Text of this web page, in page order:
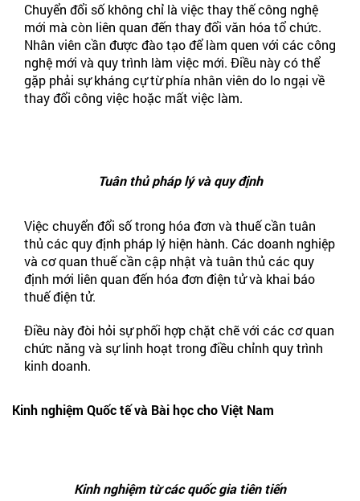
Chuyển đổi số không chỉ là việc thay thế công nghệ
mới mà còn liên quan đến thay đổi văn hóa tổ chức.
Nhân viên cần được đào tạo để làm quen với các công
nghệ mới và quy trình làm việc mới. Điều này có thể
gặp phải sự kháng cự từ phía nhân viên do lo ngại về
thay đổi công việc hoặc mất việc làm.
Tuân thủ pháp lý và quy định
Việc chuyển đổi số trong hóa đơn và thuế cần tuân
thủ các quy định pháp lý hiện hành. Các doanh nghiệp
và cơ quan thuế cần cập nhật và tuân thủ các quy
định mới liên quan đến hóa đơn điện tử và khai báo
thuế điện tử.
Điều này đòi hỏi sự phối hợp chặt chẽ với các cơ quan
chức năng và sự linh hoạt trong điều chỉnh quy trình
kinh doanh.
Kinh nghiệm Quốc tế và Bài học cho Việt Nam
Kinh nghiệm từ các quốc gia tiên tiến